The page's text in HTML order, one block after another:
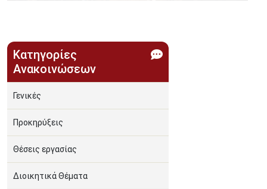
Κατηγορίες
Ανακοινώσεων
Γενικές
Προκηρύξεις
Θέσεις εργασίας
Διοικητικά Θέματα